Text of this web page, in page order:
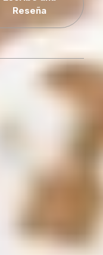
Escribe una
Reseña